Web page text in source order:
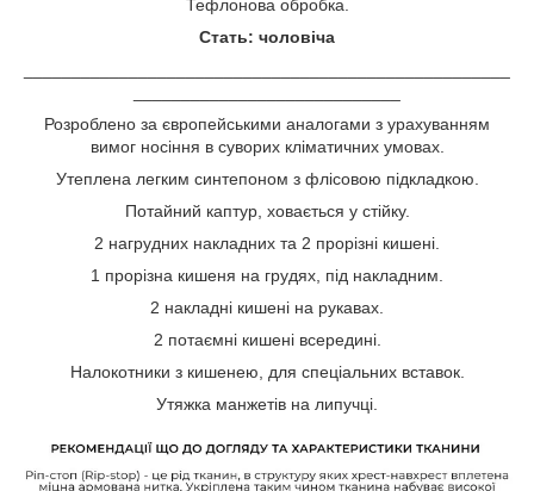
Тефлонова обробка.
Стать: чоловіча
Розроблено за європейськими аналогами з урахуванням
вимог носіння в суворих кліматичних умовах.
Утеплена легким синтепоном з флісовою підкладкою.
Потайний каптур, ховається у стійку.
2 нагрудних накладних та 2 прорізні кишені.
1 прорізна кишеня на грудях, під накладним.
2 накладні кишені на рукавах.
2 потаємні кишені всередині.
Налокотники з кишенею, для спеціальних вставок.
Утяжка манжетів на липучці.